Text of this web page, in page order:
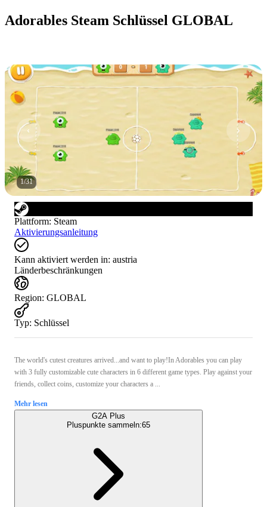
Adorables Steam Schlüssel GLOBAL
1/31
Plattform: Steam
Aktivierungsanleitung
Kann aktiviert werden in: austria
Länderbeschränkungen
Region: GLOBAL
Typ: Schlüssel
The world's cutest creatures arrived...and want to play!In Adorables you can play
with 3 fully customizable cute characters in 6 different game types. Play against your
friends, collect coins, customize your characters a ...
Mehr lesen
G2A Plus
Pluspunkte sammeln:65